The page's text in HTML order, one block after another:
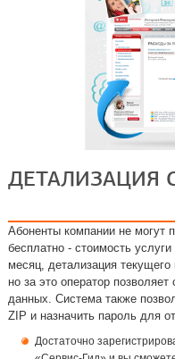
ДЕТАЛИЗАЦИЯ
Абоненты компании не могут
бесплатно - стоимость
месяц, детализация
но за это оператор
данных. Система также
ZIP и назначить пароль для
Достаточно